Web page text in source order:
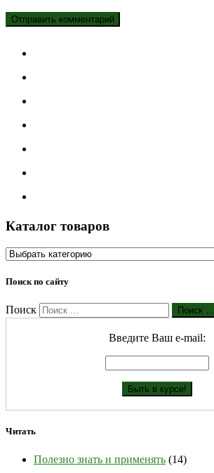
Каталог товаров
Поиск по сайту
Поиск Поиск …
Введите Ваш е-mail:
Читать
Полезно знать и применять (14)